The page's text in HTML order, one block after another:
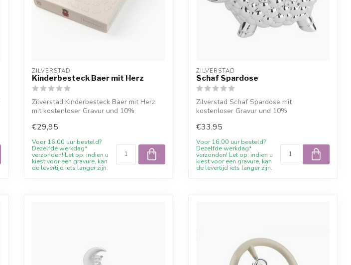
ZILVERSTAD
Kinderbesteck Baer mit Herz
Zilverstad Kinderbesteck Baer mit Herz
mit kostenloser Gravur und 10%
€29,95
Voor 16.00 uur besteld?
Dezelfde werkdag*
verzonden! Let op: indien u
kiest voor een gravure, kan
de levertijd iets langer zijn.
ZILVERSTAD
Schaf Spardose
Zilverstad Schaf Spardose mit
kostenloser Gravur und 10%
€33,95
Voor 16.00 uur besteld?
Dezelfde werkdag*
verzonden! Let op: indien u
kiest voor een gravure, kan
de levertijd iets langer zijn.